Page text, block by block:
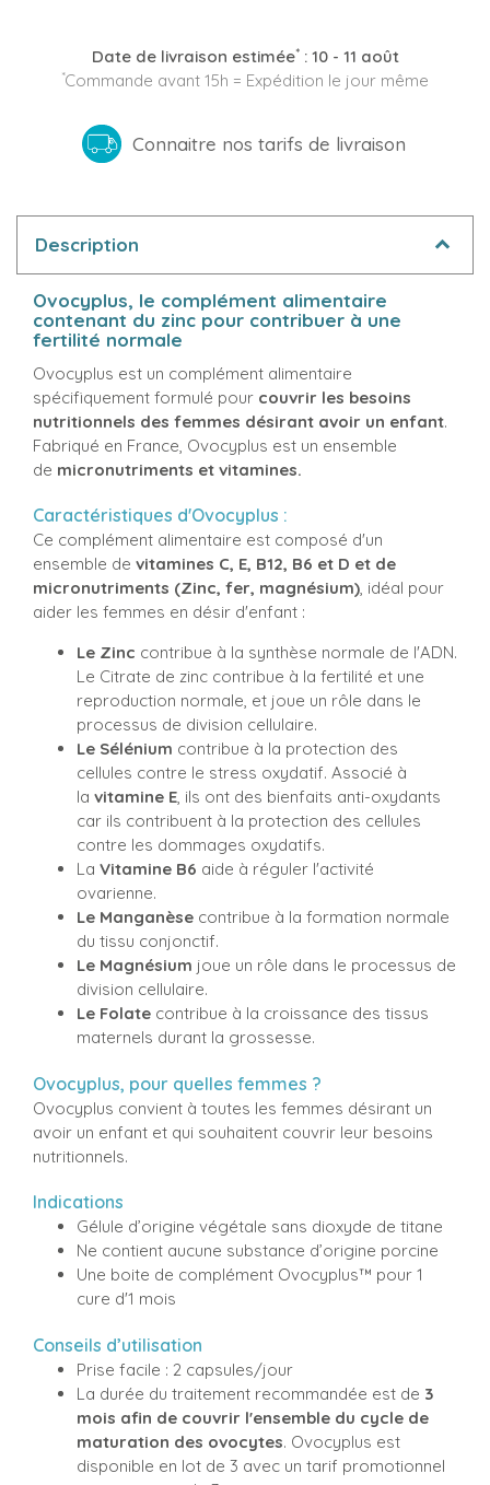
Date de livraison estimée*: 10 - 11 août
*Commande avant 15h = Expédition le jour même
Connaitre nos tarifs de livraison
Description
Ovocyplus, le complément alimentaire
contenant du zinc pour contribuer à une
fertilité normale
Ovocyplus est un complément alimentaire
spécifiquement formulé pour couvrir les besoins
nutritionnels des femmes désirant avoir un enfant.
Fabriqué en France, Ovocyplus est un ensemble
de micronutriments et vitamines.
Caractéristiques d'Ovocyplus :
Ce complément alimentaire est composé d'un
ensemble de vitamines C, E, B12, B6 et D et de
micronutriments (Zinc, fer, magnésium), idéal pour
aider les femmes en désir d'enfant :
Le Zinc contribue à la synthèse normale de l'ADN.
Le Citrate de zinc contribue à la fertilité et une
reproduction normale, et joue un rôle dans le
processus de division cellulaire.
Le Sélénium contribue à la protection des
cellules contre le stress oxydatif. Associé à
la vitamine E, ils ont des bienfaits anti-oxydants
car ils contribuent à la protection des cellules
contre les dommages oxydatifs.
La Vitamine B6 aide à réguler l'activité
ovarienne.
Le Manganèse contribue à la formation normale
du tissu conjonctif.
Le Magnésium joue un rôle dans le processus de
division cellulaire.
Le Folate contribue à la croissance des tissus
maternels durant la grossesse.
Ovocyplus, pour quelles femmes ?
Ovocyplus convient à toutes les femmes désirant un
avoir un enfant et qui souhaitent couvrir leur besoins
nutritionnels.
Indications
Gélule d’origine végétale sans dioxyde de titane
Ne contient aucune substance d’origine porcine
Une boite de complément Ovocyplus™ pour 1
cure d'1 mois
Conseils d’utilisation
Prise facile : 2 capsules/jour
La durée du traitement recommandée est de 3
mois afin de couvrir l'ensemble du cycle de
maturation des ovocytes. Ovocyplus est
disponible en lot de 3 avec un tarif promotionnel